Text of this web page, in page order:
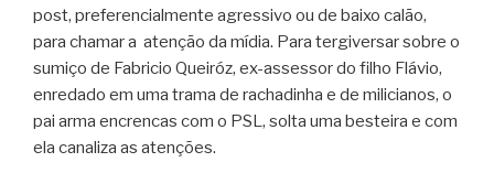
post, preferencialmente agressivo ou de baixo calão,
para chamar a atenção da mídia. Para tergiversar sobre o
sumiço de Fabricio Queiróz, ex-assessor do filho Flávio,
enredado em uma trama de rachadinha e de milicianos, o
pai arma encrencas com o PSL, solta uma besteira e com
ela canaliza as atenções.